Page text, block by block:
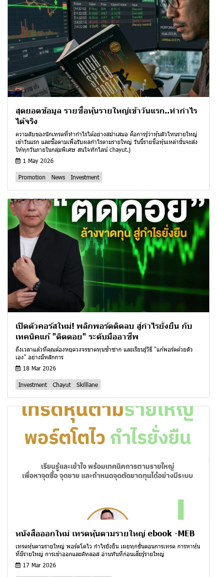
สุดยอดข้อมูล รายชื่อหุ้นรายใหญ่เข้าวันแรก..ทำกำไร
ได้จริง
ความลับของนักเทรดที่ทำกำไรได้อย่างสม่ำเสมอ คือการรู้ว่าหุ้นตัวไหนรายใหญ่
เข้าวันแรก และซื้อตามเพื่อรับผลกำไรตามรายใหญ่ วันนี้รายชื่อหุ้นเหล่านั้นจะส่ง
ให้ทุกวันภายในกลุ่มพิเศษ สนใจทักไลน์ chayut.j
1 May 2026
Promotion News Investment
เปิดตัวคอร์สใหม่! พลิกพอร์ตติดลบ สู่กำไรยั่งยืน กับ
เทคนิคแก้ "ติดดอย" ระดับมืออาชีพ
ถึงเวลาแล้วที่คุณต้องหยุดวงจรขาดทุนซ้ำซาก และเรียนรู้วิธี "แก้พอร์ตด้วยตัว
เอง" อย่างมีหลักการ
18 Mar 2026
Investment Chayut Skilllane
หนังสือออกใหม่ เทรดหุ้นตามรายใหญ่ ebook -MEB
เทรดหุ้นตามรายใหญ่ พอร์ตโตไว กำไรยั่งยืน เผยทุกขั้นตอนการเทรด การหาหุ้น
ที่มีรายใหญ่ การเข้าออกและคัทลอส อ่านทันทีก่อนเสียรู้รายใหญ่
17 Mar 2026